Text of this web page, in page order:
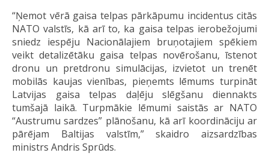
“Ņemot vērā gaisa telpas pārkāpumu incidentus citās
NATO valstīs, kā arī to, ka gaisa telpas ierobežojumi
sniedz iespēju Nacionālajiem bruņotajiem spēkiem
veikt detalizētāku gaisa telpas novērošanu, īstenot
dronu un pretdronu simulācijas, izvietot un trenēt
mobilās kaujas vienības, pieņemts lēmums turpināt
Latvijas gaisa telpas daļēju slēgšanu diennakts
tumšajā laikā. Turpmākie lēmumi saistās ar NATO
“Austrumu sardzes” plānošanu, kā arī koordināciju ar
pārējam Baltijas valstīm,” skaidro aizsardzības
ministrs Andris Sprūds.